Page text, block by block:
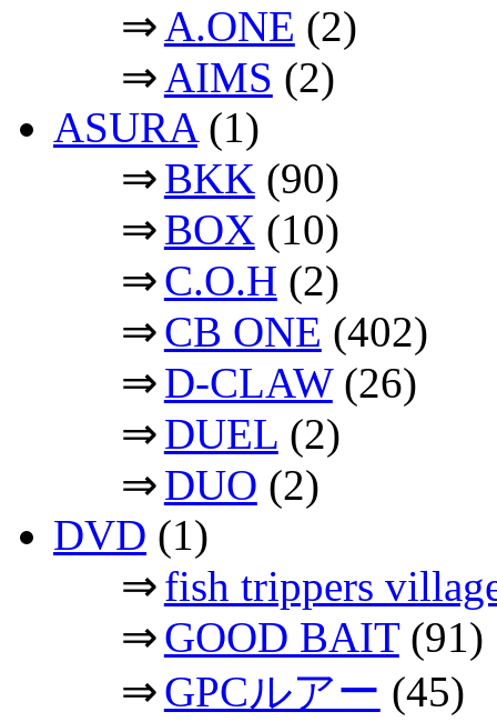
⇒A.ONE (2)
⇒AIMS (2)
ASURA(1)
⇒BKK (90)
⇒BOX (10)
⇒C.O.H (2)
⇒CB ONE (402)
⇒D-CLAW(26)
⇒DUEL (2)
⇒DUO (2)
DVD (1)
⇒fish trippers
⇒GOOD BAIT(91)
⇒GPCルアー (45)